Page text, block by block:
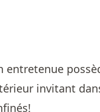
entretenue
invitant